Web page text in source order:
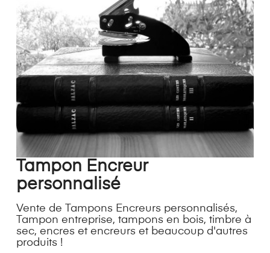
Tampon Encreur
personnalisé
Vente de Tampons Encreurs personnalisés,
Tampon entreprise, tampons en bois, timbre à
sec, encres et encreurs et beaucoup d'autres
produits !